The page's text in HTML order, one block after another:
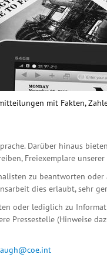
mit Fakten,
Darüber hinaus
Freiexemplare
zu beantworten oder
dies erlaubt, sehr
oder lediglich zu
Pressestelle (Hinweise